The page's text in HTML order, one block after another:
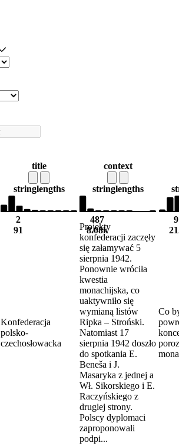
title
stringlengths
2
91
context
stringlengths
487
8.08k
9
Konfederacja
polsko-
czechosłowacka
Projekty
konfederacji zaczęły
się załamywać 5
sierpnia 1942.
Ponownie wróciła
kwestia
monachijska, co
uaktywniło się
wymianą listów
Ripka – Stroński.
Natomiast 17
sierpnia 1942 doszło
do spotkania E.
Beneša i J.
Masaryka z jednej a
Wł. Sikorskiego i E.
Raczyńskiego z
drugiej strony.
Polscy dyplomaci
zaproponowali
podpi...
Co